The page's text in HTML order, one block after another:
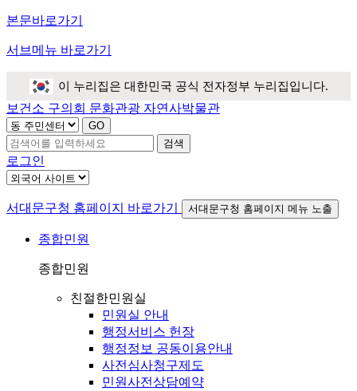
본문바로가기
서브메뉴 바로가기
이 누리집은 대한민국 공식 전자정부 누리집입니다.
보건소 구의회 문화관광 자연사박물관
검색
로그인
서대문구청 홈페이지 바로가기 서대문구청 홈페이지 메뉴 노출
종합민원
종합민원
친절한민원실
민원실 안내
행정서비스 헌장
행정정보 공동이용안내
사전심사청구제도
민원사전상담예약